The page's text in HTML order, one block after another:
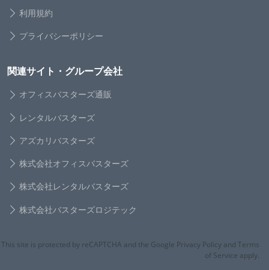
利用規約
プライバシーポリシー
関連サイト・グループ会社
オフィスバスターズ通販
レンタルバスターズ
アズカリバスターズ
株式会社オフィスバスターズ
株式会社レンタルバスターズ
株式会社バスターズロジテック
This site is protected by reCAPTCHA and the Google Privacy Policy and Terms
of Service apply.